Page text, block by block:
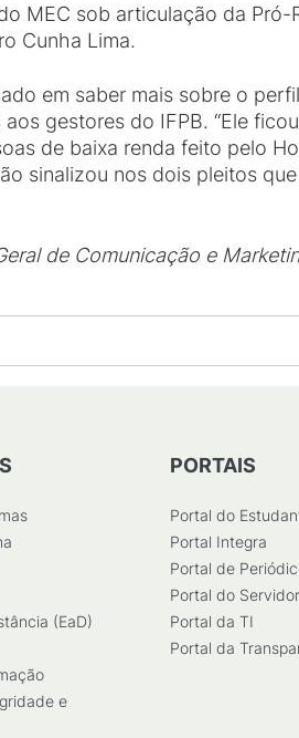
MEC sob articulação da
Cunha Lima.
em saber mais sobre o
gestores do IFPB. “Ele
de baixa renda feito pelo
sinalizou nos dois pleitos
de Comunicação e
(EaD)
e
PORTAIS
Portal do
Portal Integra
Portal de
Portal do Servidor
Portal da TI
Portal da